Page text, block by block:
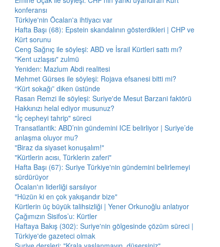
konferansı
Türkiye'nin Öcalan'a ihtiyacı var
Hafta Başı (68): Epstein skandalının gösterdikleri | CHP ve
Kürt sorunu
Ceng Sağnıç ile söyleşi: ABD ve İsrail Kürtleri sattı mı?
"Kent uzlaşısı" zulmü
Yeniden: Mazlum Abdi realitesi
Mehmet Gürses ile söyleşi: Rojava efsanesi bitti mi?
“Kürt sokağı” diken üstünde
Rasan Remzi ile söyleşi: Suriye'de Mesut Barzani faktörü
Hakkınızı helal ediyor musunuz?
"İç cepheyi tahrip" süreci
Transatlantik: ABD’nin gündemini ICE belirliyor | Suriye’de
anlaşma oluyor mu?
"Biraz da siyaset konuşalım!"
"Kürtlerin acısı, Türklerin zaferi"
Hafta Başı (67): Suriye Türkiye'nin gündemini belirlemeyi
sürdürüyor
Öcalan'ın liderliği sarsılıyor
"Hüzün ki en çok yakışandır bize"
Kürtlerin üç büyük talihsizliği | Yener Orkunoğlu anlatıyor
Çağımızın Sisifos’u: Kürtler
Haftaya Bakış (302): Suriye'nin gölgesinde çözüm süreci |
Türkiye'de gazeteci olmak